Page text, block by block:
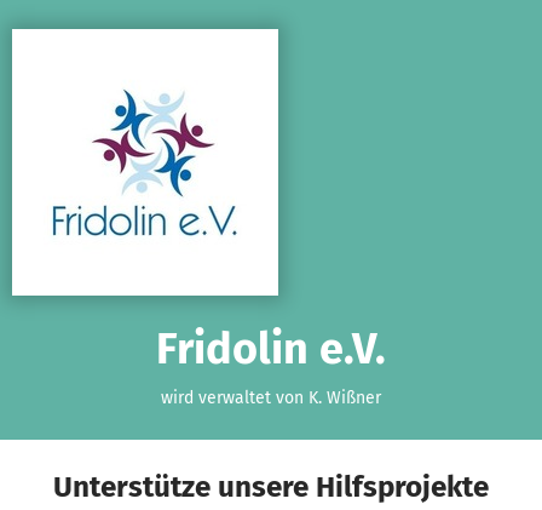
Fridolin e.V.
wird verwaltet von K. Wißner
Unterstütze unsere Hilfsprojekte